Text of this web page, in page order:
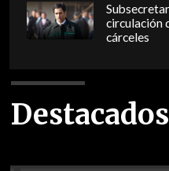
circulación
cárceles
Destacados